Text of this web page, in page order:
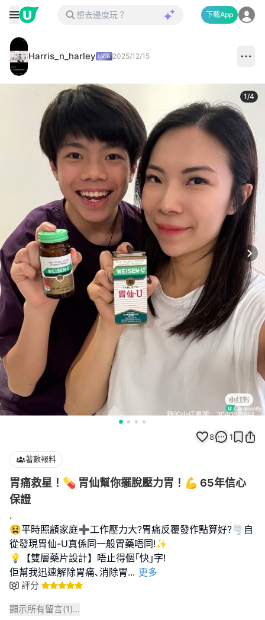
下載App
Harris_n_harley 2025/12/15
1/4
8 1
著數報料
胃痛救星！💊 胃仙幫你擺脫壓力胃！💪 65年信心
保證
.
😫平時照顧家庭➕工作壓力大?胃痛反覆發作點算好?🌪️自
從發現胃仙-U真係同一般胃藥唔同!✨
💡【雙層藥片設計】唔止得個｢快｣字!
佢幫我迅速解除胃痛､消除胃... 更多
評分
顯示所有留言(1)...